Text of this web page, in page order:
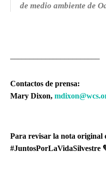
de medio ambiente de
Contactos de prensa:
Mary Dixon,
Para revisar la nota original
#JuntosPorLaVidaSilvestre